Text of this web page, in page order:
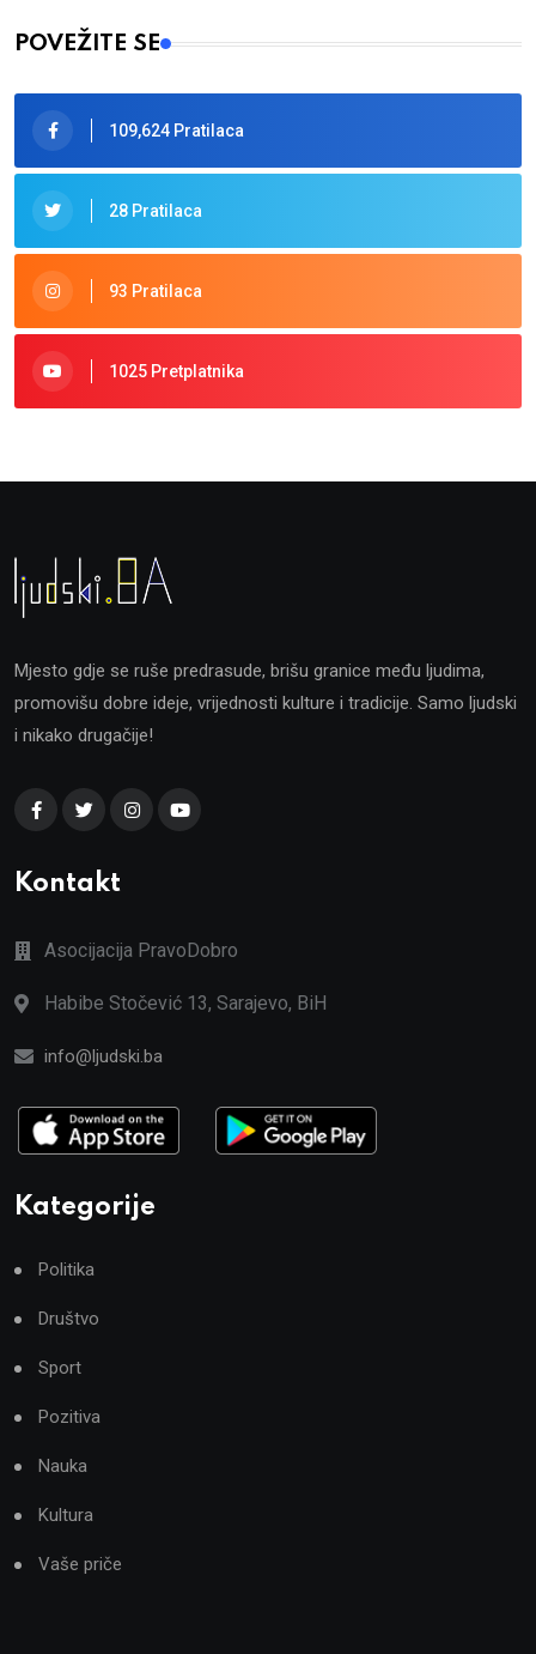
POVEŽITE SE
109,624 Pratilaca
28 Pratilaca
93 Pratilaca
1025 Pretplatnika
Mjesto gdje se ruše predrasude, brišu granice među ljudima,
promovišu dobre ideje, vrijednosti kulture i tradicije. Samo ljudski
i nikako drugačije!
Kontakt
Asocijacija PravoDobro
Habibe Stočević 13, Sarajevo, BiH
info@ljudski.ba
Kategorije
Politika
Društvo
Sport
Pozitiva
Nauka
Kultura
Vaše priče